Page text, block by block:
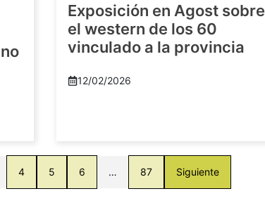
Exposición en Agost sobre
el western de los 60
vinculado a la provincia
12/02/2026
4 5 6 … 87 Siguiente